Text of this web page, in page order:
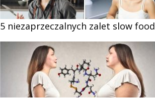
5 niezaprzeczalnych zalet slow food